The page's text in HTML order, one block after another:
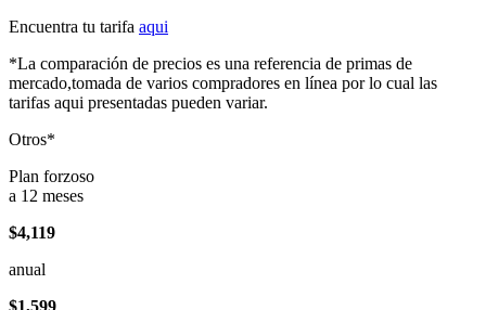
Encuentra tu tarifa aqui
*La comparación de precios es una referencia de primas de
mercado,tomada de varios compradores en línea por lo cual las
tarifas aqui presentadas pueden variar.
Otros*
Plan forzoso
a 12 meses
$4,119
anual
$1,599